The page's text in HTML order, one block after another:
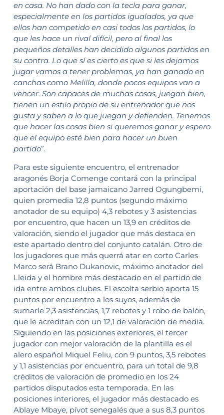
en casa. No han dado con la tecla para ganar,
especialmente en los partidos igualados, ya que
ellos han competido en casi todos los partidos, lo
que les hace un rival difícil, pero al final los
pequeños detalles han decidido algunos partidos en
su contra. Lo que sí es cierto es que si les dejamos
jugar vamos a tener problemas, ya han ganado en
canchas como Melilla, donde pocos equipos van a
vencer. Son capaces de muchas cosas, juegan bien,
tienen un estilo propio de su entrenador que nos
gusta y saben a lo que juegan y defienden. Tenemos
que hacer las cosas bien si queremos ganar y espero
que el equipo esté bien para hacer un buen
partido”.
Para este siguiente encuentro, el entrenador
aragonés Borja Comenge contará con la principal
aportación del base jamaicano Jarred Ogungbemi,
quien promedia 12,8 puntos (segundo máximo
anotador de su equipo) 4,3 rebotes y 3 asistencias
por encuentro, que hacen un 13,9 en créditos de
valoración, siendo el jugador que más destaca en
este apartado dentro del conjunto catalán. Otro de
los jugadores que más querrá atar en corto Carles
Marco será Brano Dukanovic, máximo anotador del
Lleida y el hombre más destacado en el partido de
ida entre ambos clubes. El escolta serbio aporta 15
puntos por encuentro a los suyos, además de
sumarle 2,3 asistencias, 1,7 rebotes y 1 robo de balón,
que le acreditan con un 12,1 de valoración de media.
Siguiendo en las posiciones exteriores, el tercer
jugador con mejor valoración de la plantilla es el
alero español Miquel Feliu, con 9 puntos, 3,5 rebotes
y 1,1 asistencias por encuentro, para un total de 9,8
créditos de valoración de promedio en los 24
partidos disputados esta temporada. En las
posiciones interiores, el jugador más destacado es
Ablaye Mbaye, pívot senegalés que a sus 8,3 puntos